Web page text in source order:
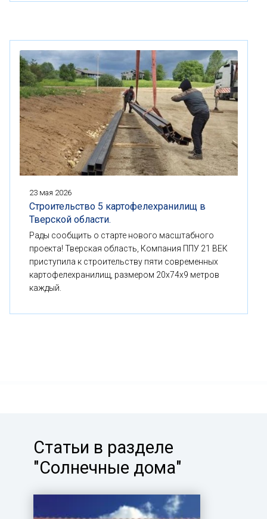
23 мая 2026
Строительство 5 картофелехранилищ в
Тверской области.
Рады сообщить о старте нового масштабного
проекта! Тверская область, Компания ППУ 21 ВЕК
приступила к строительству пяти современных
картофелехранилищ, размером 20x74x9 метров
каждый.
Статьи в разделе
"Солнечные дома"